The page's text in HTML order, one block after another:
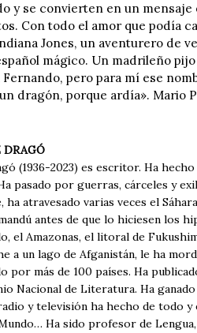
y se convierten en un
Con todo el amor que podía
Jones, un aventurero de
mágico. Un madrileño
Fernando, pero para mí ese
dragón, porque ardía». Mario
DRAGÓ
(1936-2023) es escritor. Ha
pasado por guerras, cárceles y
atravesado varias veces el
antes de que lo hiciesen los
el Amazonas, el litoral de
a un lago de Afganistán, le ha
por más de 100 países. Ha
Nacional de Literatura. Ha
y televisión ha hecho de todo
Ha sido profesor de